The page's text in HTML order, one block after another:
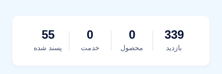
339
بازدید
0
محصول
0
خدمت
55
پسند شده